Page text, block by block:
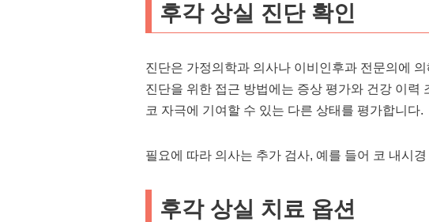
후각 상실 진단 확인
진단은 가정의학과 의사나 이비인후과 전문의에
진단을 위한 접근 방법에는 증상 평가와 건강 이력
코 자극에 기여할 수 있는 다른 상태를 평가합니다.
필요에 따라 의사는 추가 검사, 예를 들어 코 내시
후각 상실 치료 옵션